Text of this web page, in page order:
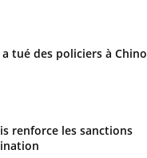
tué des policiers à Chino
renforce les sanctions